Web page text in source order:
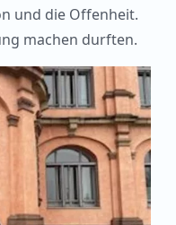
und die Offenheit.
machen durften.